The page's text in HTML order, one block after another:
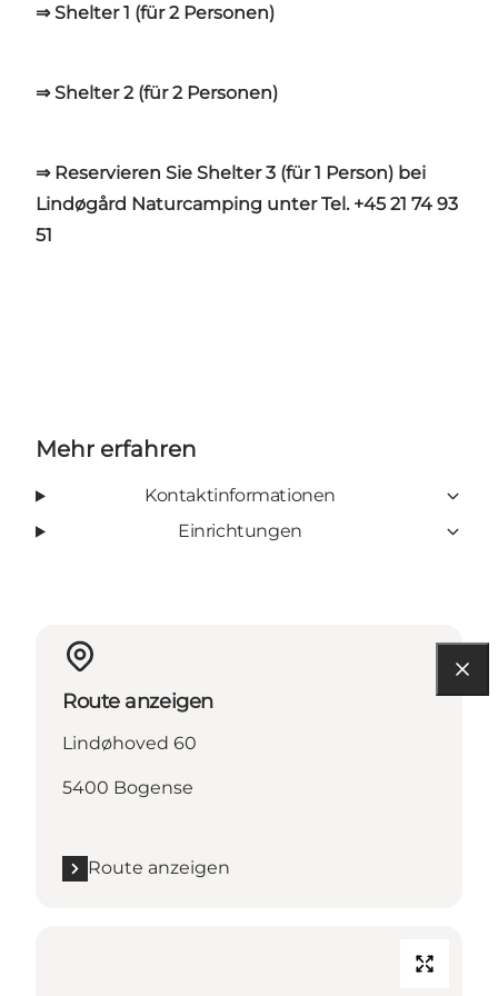
⇒ Shelter 1 (für 2 Personen)
⇒ Shelter 2 (für 2 Personen)
⇒ Reservieren Sie Shelter 3 (für 1 Person) bei
Lindøgård Naturcamping unter Tel. +45 21 74 93
51
Mehr erfahren
Kontaktinformationen
Einrichtungen
Route anzeigen
Lindøhoved 60
5400 Bogense
Route anzeigen